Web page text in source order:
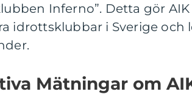
Inferno”. Detta gör
idrottsklubbar i Sverige och
Mätningar om